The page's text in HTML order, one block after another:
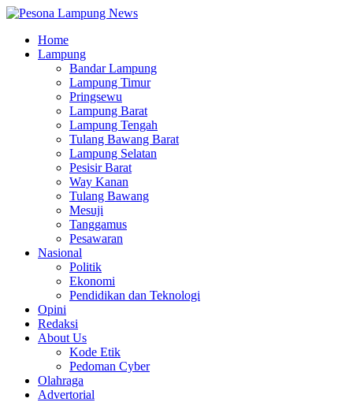
Home
Lampung
Bandar Lampung
Lampung Timur
Pringsewu
Lampung Barat
Lampung Tengah
Tulang Bawang Barat
Lampung Selatan
Pesisir Barat
Way Kanan
Tulang Bawang
Mesuji
Tanggamus
Pesawaran
Nasional
Politik
Ekonomi
Pendidikan dan Teknologi
Opini
Redaksi
About Us
Kode Etik
Pedoman Cyber
Olahraga
Advertorial